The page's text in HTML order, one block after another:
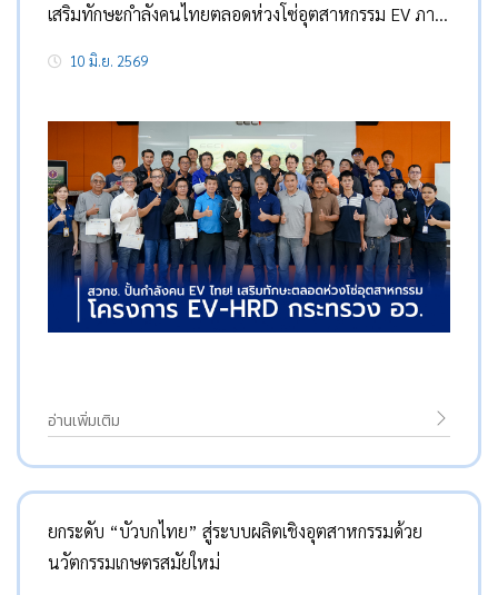
เสริมทักษะกำลังคนไทยตลอดห่วงโซ่อุตสาหกรรม EV ภาย
10 มิ.ย. 2569
อ่านเพิ่มเติม
ยกระดับ “บัวบกไทย” สู่ระบบผลิตเชิงอุตสาหกรรมด้วย
นวัตกรรมเกษตรสมัยใหม่